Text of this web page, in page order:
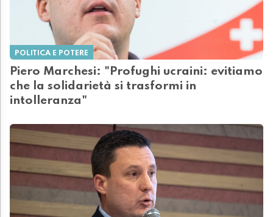
POLITICA E POTERE
Piero Marchesi: "Profughi ucraini: evitiamo
che la solidarietà si trasformi in
intolleranza"